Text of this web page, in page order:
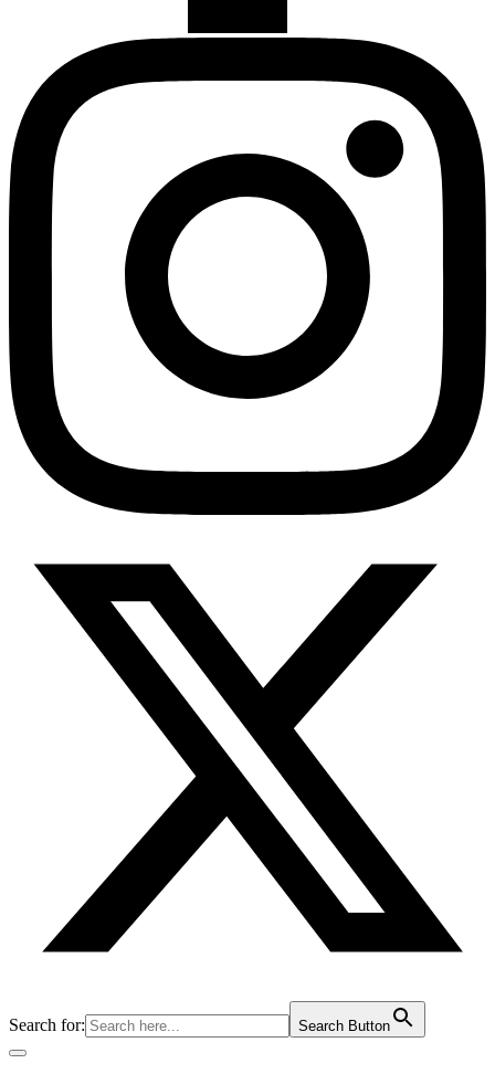
Search for: Search Button